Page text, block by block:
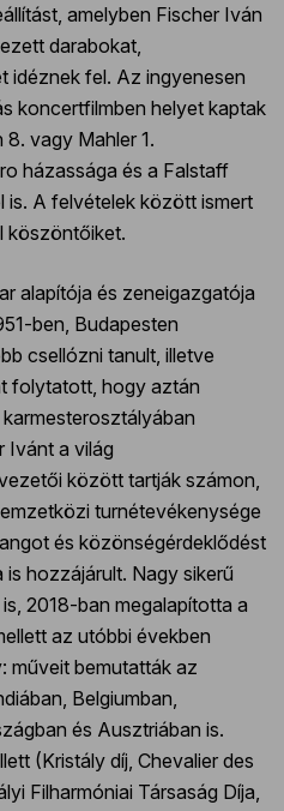
amelyben Fischer Iván
darabokat,
idéznek fel. Az ingyenesen
koncertfilmben helyet kaptak
vagy Mahler 1.
házassága és a Falstaff
A felvételek között ismert
köszöntőiket.
alapítója és zeneigazgatója
ben, Budapesten
csellózni tanult, illetve
folytatott, hogy aztán
Ivánt a világ
között tartják számon,
turnétevékenysége
és közönségérdeklődést
hozzájárult. Nagy sikerű
2018-ban megalapította a
az utóbbi években
műveit bemutatták az
Belgiumban,
és Ausztriában is.
(Kristály díj, Chevalier des
Filharmóniai Társaság Díja,